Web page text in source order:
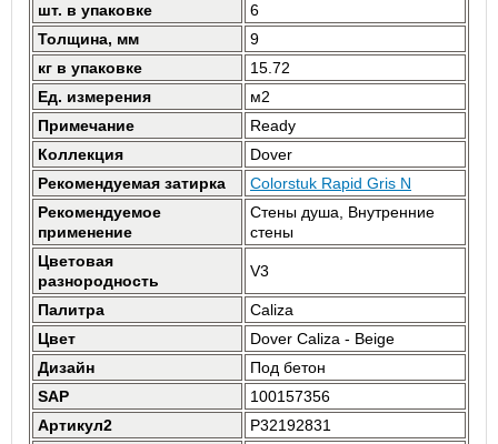
шт. в упаковке
6
Толщина, мм
9
кг в упаковке
15.72
Ед. измерения
м2
Примечание
Ready
Коллекция
Dover
Рекомендуемая затирка
Colorstuk Rapid Gris N
Рекомендуемое
применение
Стены душа, Внутренние
стены
Цветовая
разнородность
V3
Палитра
Caliza
Цвет
Dover Caliza - Beige
Дизайн
Под бетон
SAP
100157356
Артикул2
P32192831